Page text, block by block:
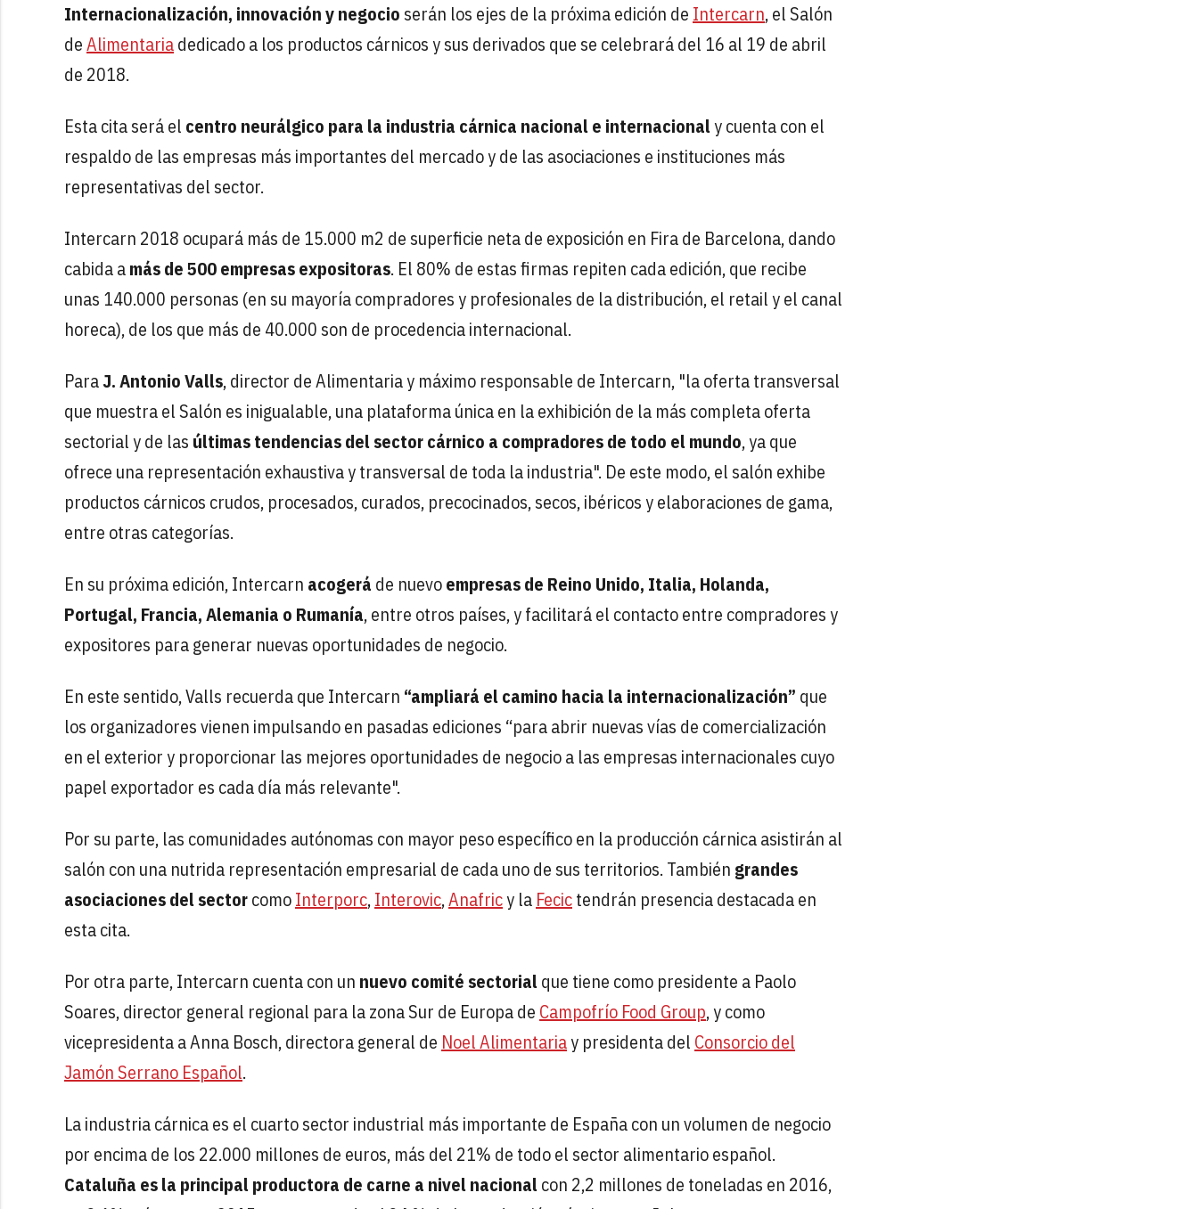
Internacionalización, innovación y negocio serán los ejes de la próxima edición de Intercarn, el Salón
deAlimentariadedicado a los productos cárnicos y sus derivados que se celebrará del 16 al 19 de abril
de 2018.
Esta cita será el centro neurálgico para la industria cárnica nacional e internacionaly cuenta con el
respaldo de las empresas más importantes del mercado y de las asociaciones e instituciones más
representativas del sector.
Intercarn 2018 ocupará más de 15.000 m2 de superficie neta de exposición en Fira de Barcelona, dando
cabida amás de 500 empresas expositoras. El 80% de estas firmas repiten cada edición, que recibe
unas 140.000 personas (en su mayoría compradores y profesionales de la distribución, el retail y el canal
horeca), de los que más de 40.000 son de procedencia internacional.
ParaJ. Antonio Valls, director de Alimentaria y máximo responsable de Intercarn, "la oferta transversal
que muestra el Salón es inigualable, una plataforma única en la exhibición de la más completa oferta
sectorial y de las últimas tendencias del sector cárnico a compradores de todo el mundo, ya que
ofrece una representación exhaustiva y transversal de toda la industria". De este modo, el salón exhibe
productos cárnicos crudos, procesados, curados, precocinados, secos, ibéricos y elaboraciones de gama,
entre otras categorías.
En su próxima edición, Intercarn acogerá de nuevoempresas de Reino Unido, Italia, Holanda,
Portugal, Francia, Alemania o Rumanía, entre otros países, y facilitará el contacto entre compradores y
expositores para generar nuevas oportunidades de negocio.
En este sentido, Valls recuerda que Intercarn “ampliará el camino hacia la internacionalización” que
los organizadores vienen impulsando en pasadas ediciones “para abrir nuevas vías de comercialización
en el exterior y proporcionar las mejores oportunidades de negocio a las empresas internacionales cuyo
papel exportador es cada día más relevante".
Por su parte, las comunidades autónomas con mayor peso específico en la producción cárnica asistirán al
salón con una nutrida representación empresarial de cada uno de sus territorios. También grandes
asociaciones del sectorcomoInterporc,Interovic,Anafricy la Fecictendrán presencia destacada en
esta cita.
Por otra parte, Intercarn cuenta con un nuevo comité sectorialque tiene como presidente a Paolo
Soares, director general regional para la zona Sur de Europa de Campofrío Food Group, y como
vicepresidenta a Anna Bosch, directora general de Noel Alimentariay presidenta del Consorcio del
Jamón Serrano Español.
La industria cárnica es el cuarto sector industrial más importante de España con un volumen de negocio
por encima de los 22.000 millones de euros, más del 21% de todo el sector alimentario español.
Cataluña es la principal productora de carne a nivel nacionalcon 2,2 millones de toneladas en 2016,